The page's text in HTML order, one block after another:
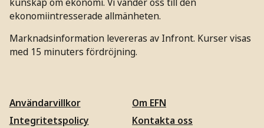
ekonomiintresserade allmänheten.
Marknadsinformation levereras av Infront. Kurser visas
med 15 minuters fördröjning.
Användarvillkor
Integritetspolicy
Om EFN
Kontakta oss